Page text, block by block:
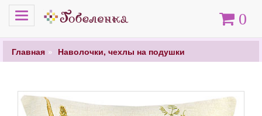
Меню Корзина
0
Главная Наволочки, чехлы на подушки